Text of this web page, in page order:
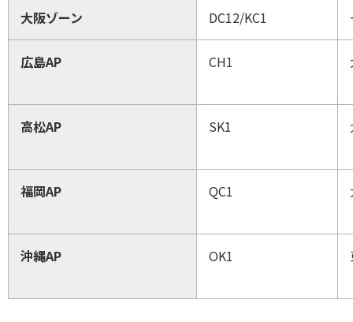
大阪ゾーン DC12/KC1
広島AP CH1
高松AP SK1
福岡AP QC1
沖縄AP OK1